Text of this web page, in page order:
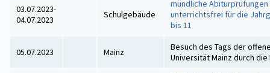
03.07.2023-
04.07.2023
Schulgebäude
mündliche Abiturprüfungen
unterrichtsfrei für die
bis 11
05.07.2023 Mainz
Besuch des Tags der
Universität Mainz durch die